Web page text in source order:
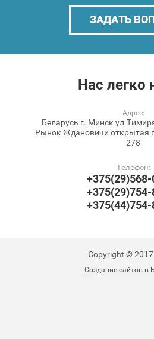
ЗАДАТЬ
Нас легко
Адрес:
Беларусь г. Минск
Рынок Ждановичи открытая
278
Телефон:
+375(29)568-
Copyright ©
Создание сайтов в